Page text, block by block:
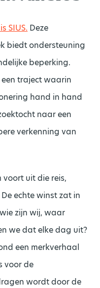
SIUS. Deze
biedt ondersteuning
beperking.
traject waarin
hand in hand
naar een
verkenning van
voort uit die reis,
echte winst zat in
zijn wij, waar
we dat elke dag uit?
een merkverhaal
voor de
wordt door de